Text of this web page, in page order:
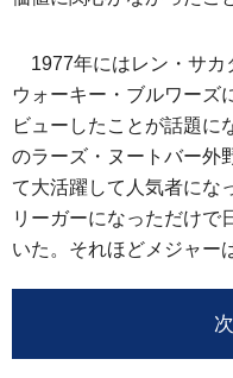
1977年にはレン・サ
ウォーキー・ブルワーズ
ビューしたことが話題に
のラーズ・ヌートバー外
て大活躍して人気者にな
リーガーになっただけで
いた。それほどメジャー